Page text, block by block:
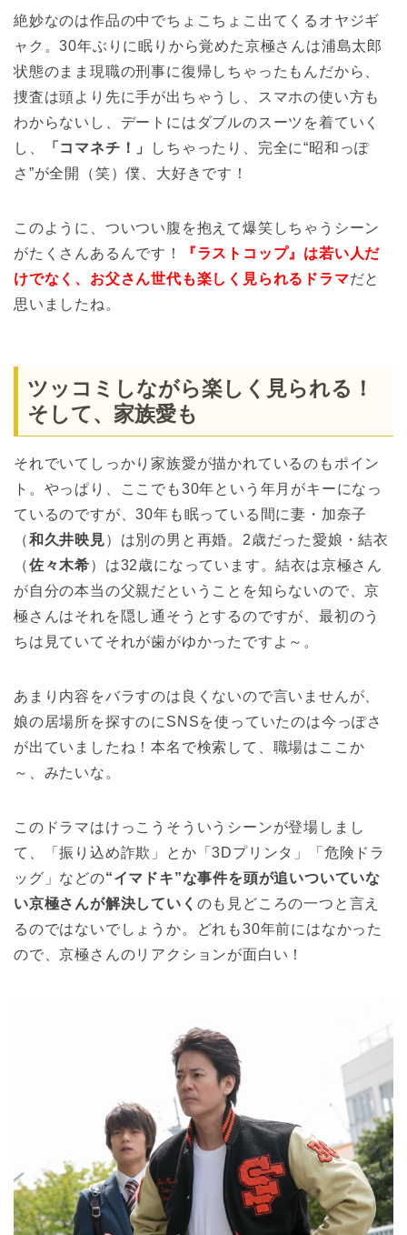
絶妙なのは作品の中でちょこちょこ出てくるオヤジギ
ャク。30年ぶりに眠りから覚めた京極さんは浦島太郎
状態のまま現職の刑事に復帰しちゃったもんだから、
捜査は頭より先に手が出ちゃうし、スマホの使い方も
わからないし、デートにはダブルのスーツを着ていく
し、
「コマネチ！」
しちゃったり、完全に“昭和っぽ
さ”が全開（笑）僕、大好きです！
このように、ついつい腹を抱えて爆笑しちゃうシーン
がたくさんあるんです！
『ラストコップ』は若い人だ
けでなく、お父さん世代も楽しく見られるドラマだと
思いましたね。
ツッコミしながら楽しく見られる！
そして、家族愛も
それでいてしっかり家族愛が描かれているのもポイン
ト。やっぱり、ここでも30年という年月がキーになっ
ているのですが、30年も眠っている間に妻・加奈子
（和久井映見）は別の男と再婚。2歳だった愛娘・結衣
（佐々木希）は32歳になっています。結衣は京極さん
が自分の本当の父親だということを知らないので、京
極さんはそれを隠し通そうとするのですが、最初のう
ちは見ていてそれが歯がゆかったですよ～。
あまり内容をバラすのは良くないので言いませんが、
娘の居場所を探すのにSNSを使っていたのは今っぽさ
が出ていましたね！本名で検索して、職場はここか
～、みたいな。
このドラマはけっこうそういうシーンが登場しまし
て、「振り込め詐欺」とか「3Dプリンタ」「危険ドラ
ッグ」などの“イマドキ”な事件を頭が追いついていな
い京極さんが解決していく のも見どころの一つと言え
るのではないでしょうか。どれも30年前にはなかった
ので、京極さんのリアクションが面白い！